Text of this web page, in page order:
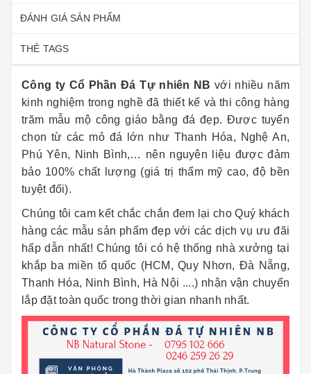
ĐÁNH GIÁ SẢN PHẨM
THẺ TAGS
Công ty Cổ Phần Đá Tự nhiên NB với nhiều năm
kinh nghiệm trong nghề đã thiết kế và thi công hàng
trăm mẫu mộ công giáo bằng đá đẹp. Được tuyển
chọn từ các mỏ đá lớn như Thanh Hóa, Nghệ An,
Phú Yên, Ninh Bình,… nên nguyên liệu được đảm
bảo 100% chất lượng (giá trị thẩm mỹ cao, độ bền
tuyệt đối).
Chúng tôi cam kết chắc chắn đem lại cho Quý khách
hàng các mẫu sản phẩm đẹp với các dịch vụ ưu đãi
hấp dẫn nhất! Chúng tôi có hệ thống nhà xưởng tại
khắp ba miền tổ quốc (HCM, Quy Nhơn, Đà Nẵng,
Thanh Hóa, Ninh Bình, Hà Nội ....) nhận vận chuyển
lắp đặt toàn quốc trong thời gian nhanh nhất.